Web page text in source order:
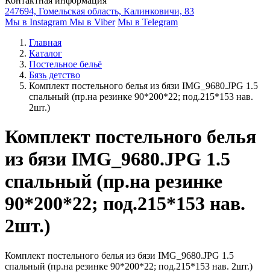
247694, Гомельская область, Калинковичи, 83
Мы в Instagram Мы в Viber Мы в Telegram
Главная
Каталог
Постельное бельё
Бязь детство
Комплект постельного белья из бязи IMG_9680.JPG 1.5
спальный (пр.на резинке 90*200*22; под.215*153 нав.
2шт.)
Комплект постельного белья
из бязи IMG_9680.JPG 1.5
спальный (пр.на резинке
90*200*22; под.215*153 нав.
2шт.)
Комплект постельного белья из бязи IMG_9680.JPG 1.5
спальный (пр.на резинке 90*200*22; под.215*153 нав. 2шт.)